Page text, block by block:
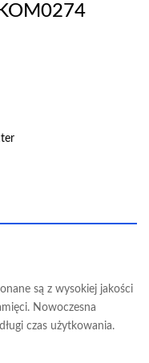
są z wysokiej jakości
Nowoczesna
czas użytkowania.